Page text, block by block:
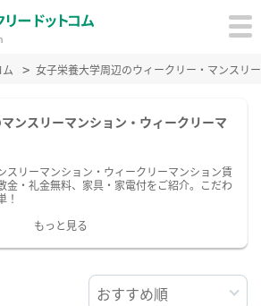
女子栄養大学周辺のウィークリー・マンスリ
ンスリーマンション・ウィークリーマ
スリーマンション・ウィークリーマンション賃
金・礼金無料、家具・家電付をご紹介。こだわ
！
もっと見る